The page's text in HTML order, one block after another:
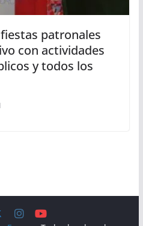
patronales
con actividades
y todos los